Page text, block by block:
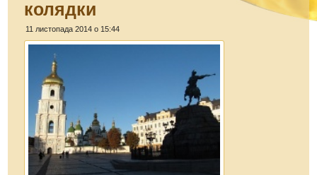
колядки
11 листопада 2014 о 15:44